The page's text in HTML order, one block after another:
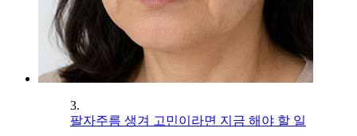
3.
팔자주름 생겨 고민이라면 지금 해야 할 일